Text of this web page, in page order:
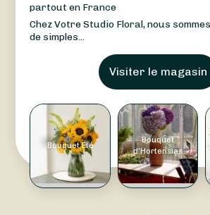
partout en France
Chez Votre Studio Floral, nous
de simples...
Visiter le magasin
Bouquet Été
Bouquet
d'Hortensias